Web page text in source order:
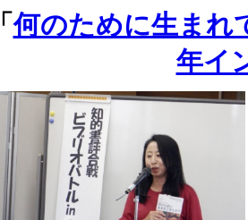
「何のために生まれ
年イ